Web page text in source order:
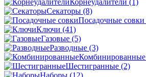
Корнеудалители (1)
Секаторы (8)
Посадочные совки
Ключи (41)
Газовые (5)
Разводные (3)
Комбинированные
Шестигранные (2)